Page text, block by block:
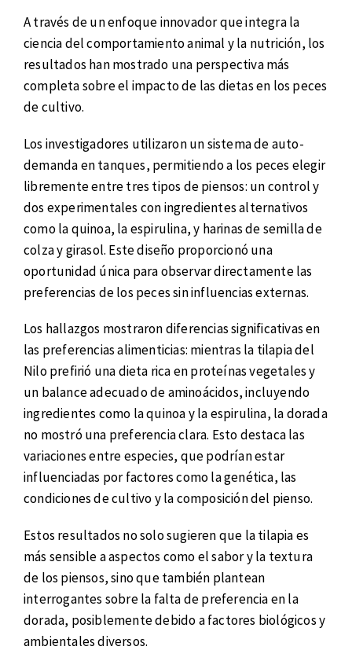
A través de un enfoque innovador que integra la
ciencia del comportamiento animal y la nutrición, los
resultados han mostrado una perspectiva más
completa sobre el impacto de las dietas en los peces
de cultivo.
Los investigadores utilizaron un sistema de auto-
demanda en tanques, permitiendo a los peces elegir
libremente entre tres tipos de piensos: un control y
dos experimentales con ingredientes alternativos
como la quinoa, la espirulina, y harinas de semilla de
colza y girasol. Este diseño proporcionó una
oportunidad única para observar directamente las
preferencias de los peces sin influencias externas.
Los hallazgos mostraron diferencias significativas en
las preferencias alimenticias: mientras la tilapia del
Nilo prefirió una dieta rica en proteínas vegetales y
un balance adecuado de aminoácidos, incluyendo
ingredientes como la quinoa y la espirulina, la dorada
no mostró una preferencia clara. Esto destaca las
variaciones entre especies, que podrían estar
influenciadas por factores como la genética, las
condiciones de cultivo y la composición del pienso.
Estos resultados no solo sugieren que la tilapia es
más sensible a aspectos como el sabor y la textura
de los piensos, sino que también plantean
interrogantes sobre la falta de preferencia en la
dorada, posiblemente debido a factores biológicos y
ambientales diversos.